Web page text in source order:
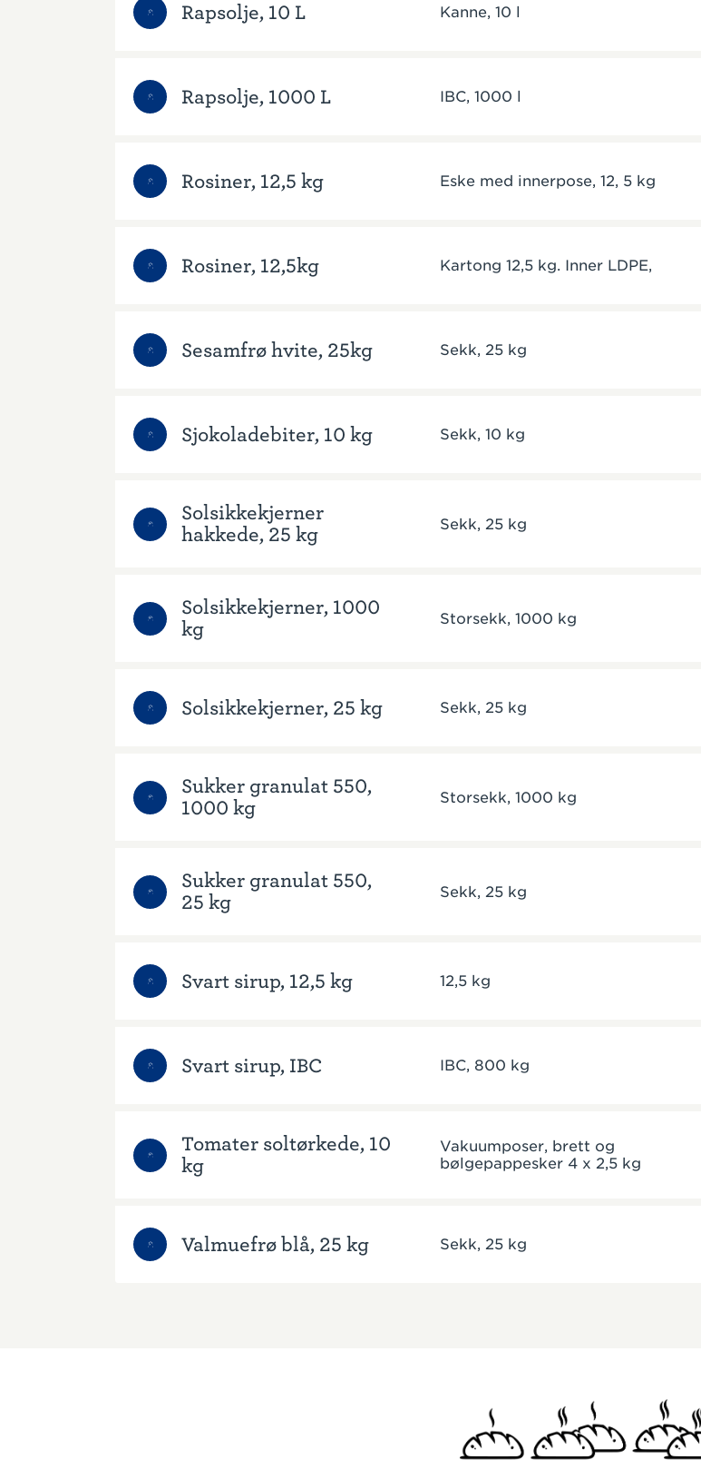
Rapsolje, 10 L Kanne, 10 l
Rapsolje, 1000 L IBC, 1000 l
Rosiner, 12,5 kg Eske med innerpose, 12, 5 kg
Rosiner, 12,5kg Kartong 12,5 kg. Inner LDPE,
Sesamfrø hvite, 25kg Sekk, 25 kg
Sjokoladebiter, 10 kg Sekk, 10 kg
Solsikkekjerner
hakkede, 25 kg
Sekk, 25 kg
Solsikkekjerner, 1000
kg
Storsekk, 1000 kg
Solsikkekjerner, 25 kg Sekk, 25 kg
Sukker granulat 550,
1000 kg
Storsekk, 1000 kg
Sukker granulat 550,
25 kg
Sekk, 25 kg
Svart sirup, 12,5 kg 12,5 kg
Svart sirup, IBC IBC, 800 kg
Tomater soltørkede, 10
kg
Vakuumposer, brett og
bølgepappesker 4 x 2,5 kg
Valmuefrø blå, 25 kg Sekk, 25 kg